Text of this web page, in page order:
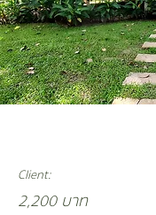
Client:
2,200 บาท